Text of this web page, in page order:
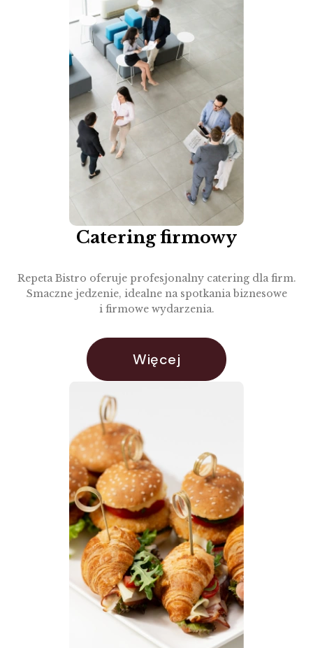
Catering firmowy
Repeta Bistro oferuje profesjonalny catering dla firm.
Smaczne jedzenie, idealne na spotkania biznesowe
i firmowe wydarzenia.
Więcej